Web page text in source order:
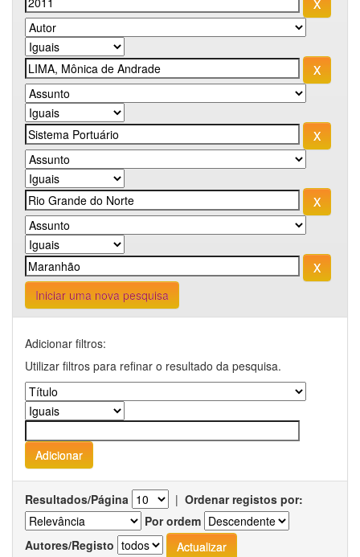
Iniciar uma nova pesquisa
Adicionar filtros:
Utilizar filtros para refinar o resultado da pesquisa.
Resultados/Página | Ordenar registos por:
Por ordem
Autores/Registo